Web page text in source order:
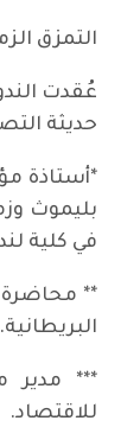
التمزق
عُقدت
حديثة
*أستاذة
بليموث
في كلية
** محاضرة
البريطانية.
*** مدير
للاقتصاد.